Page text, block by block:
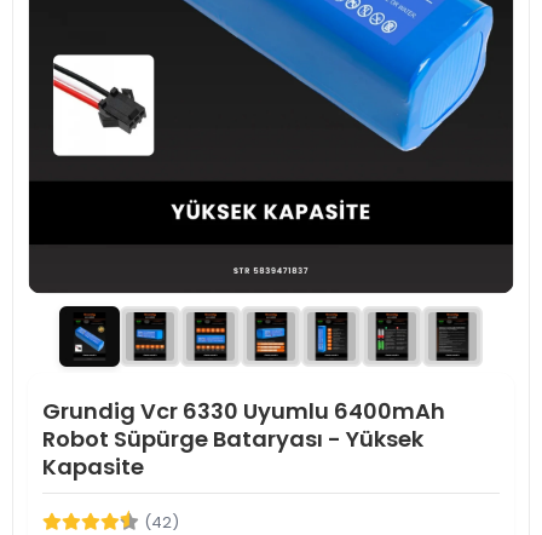
Grundig Vcr 6330 Uyumlu 6400mAh
Robot Süpürge Bataryası - Yüksek
Kapasite
(42)